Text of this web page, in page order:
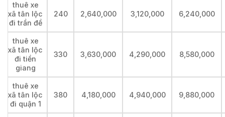
thuê xe
xã tân lộc
đi trần đề
240 2,640,000 3,120,000 6,240,000
thuê xe
xã tân lộc
đi tiền
giang
330 3,630,000 4,290,000 8,580,000
thuê xe
xã tân lộc
đi quận 1
380 4,180,000 4,940,000 9,880,000